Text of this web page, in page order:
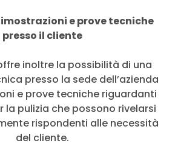
e prove tecniche
presso il cliente
inoltre la possibilità di una
presso la sede dell’azienda
e prove tecniche riguardanti
la pulizia che possono rivelarsi
rispondenti alle necessità
del cliente.